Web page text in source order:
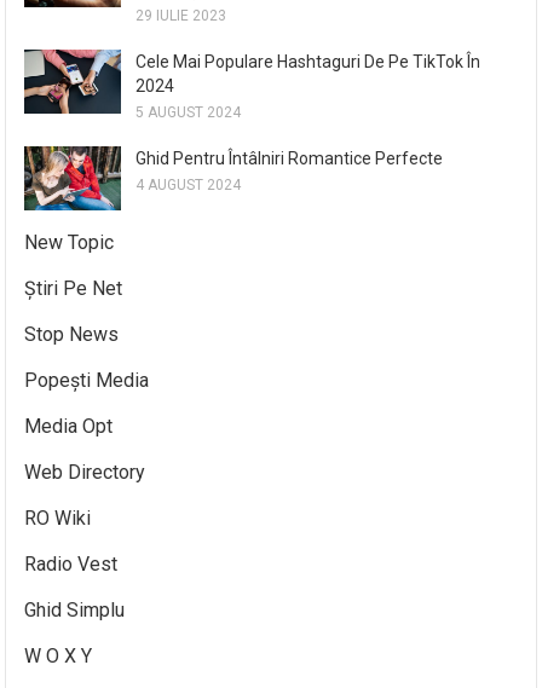
29 IULIE 2023
Cele Mai Populare Hashtaguri De Pe TikTok În
2024
5 AUGUST 2024
Ghid Pentru Întâlniri Romantice Perfecte
4 AUGUST 2024
New Topic
Știri Pe Net
Stop News
Popești Media
Media Opt
Web Directory
RO Wiki
Radio Vest
Ghid Simplu
W O X Y